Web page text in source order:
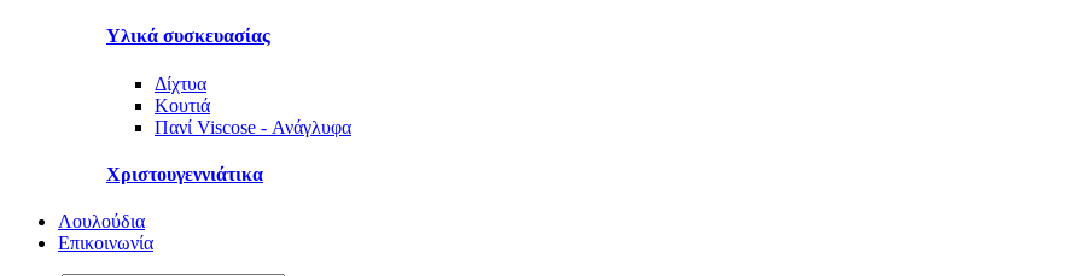
Υλικά συσκευασίας
Δίχτυα
Κουτιά
Πανί Viscose - Ανάγλυφα
Χριστουγεννιάτικα
Λουλούδια
Επικοινωνία